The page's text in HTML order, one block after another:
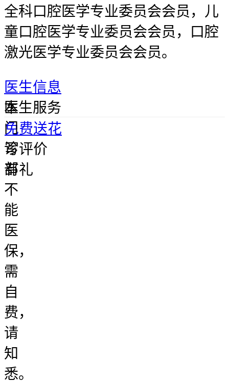
全科口腔医学专业委员会会员，儿
童口腔医学专业委员会会员，口腔
激光医学专业委员会会员。
医生信息
本
门
诊
部
不
能
医
保，
需
自
费，
请
知
悉。
医生服务
免费送花
写评价
有礼